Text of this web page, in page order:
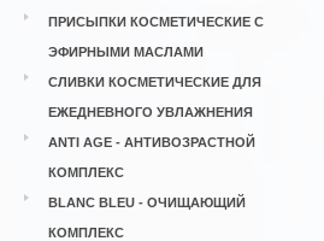
ПРИСЫПКИ КОСМЕТИЧЕСКИЕ С
ЭФИРНЫМИ МАСЛАМИ
СЛИВКИ КОСМЕТИЧЕСКИЕ ДЛЯ
ЕЖЕДНЕВНОГО УВЛАЖНЕНИЯ
ANTI AGE - АНТИВОЗРАСТНОЙ
КОМПЛЕКС
BLANC BLEU - ОЧИЩАЮЩИЙ
КОМПЛЕКС